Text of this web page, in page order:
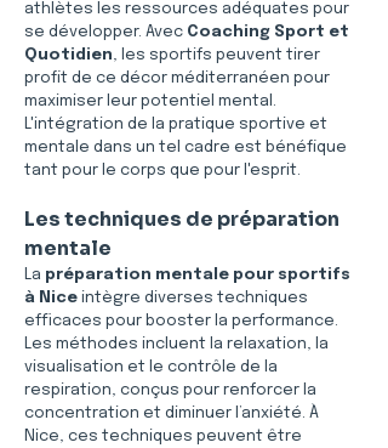
athlètes les ressources adéquates pour
se développer. Avec Coaching Sport et
Quotidien, les sportifs peuvent tirer
profit de ce décor méditerranéen pour
maximiser leur potentiel mental.
L'intégration de la pratique sportive et
mentale dans un tel cadre est bénéfique
tant pour le corps que pour l'esprit.
Les techniques de préparation
mentale
La préparation mentale pour sportifs
à Nice intègre diverses techniques
efficaces pour booster la performance.
Les méthodes incluent la relaxation, la
visualisation et le contrôle de la
respiration, conçus pour renforcer la
concentration et diminuer l’anxiété. À
Nice, ces techniques peuvent être